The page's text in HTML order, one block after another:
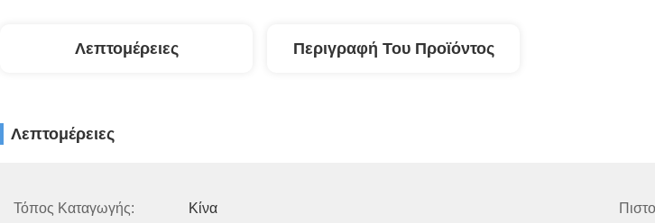
Λεπτομέρειες Περιγραφή Του Προϊόντος
Λεπτομέρειες
Τόπος Καταγωγής: Κίνα